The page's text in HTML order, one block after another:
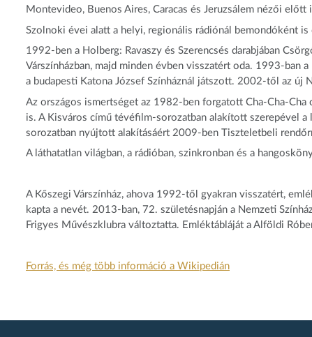
Montevideo, Buenos Aires, Caracas és Jeruzsálem nézői
Szolnoki évei alatt a helyi, regionális rádiónál bemondóként
1992-ben a Holberg: Ravaszy és Szerencsés darabjában
Várszínházban, majd minden évben visszatért oda. 1993-
a budapesti Katona József Színháznál játszott. 2002-től az új
Az országos ismertséget az 1982-ben forgatott Cha-Cha-
is. A Kisváros című tévéfilm-sorozatban alakított szerepével a
sorozatban nyújtott alakításáért 2009-ben Tiszteletbeli
A láthatatlan világban, a rádióban, szinkronban és a
A Kőszegi Várszínház, ahova 1992-től gyakran visszatért,
kapta a nevét. 2013-ban, 72. születésnapján a Nemzeti
Frigyes Művészklubra változtatta. Emléktábláját a Alföldi
Forrás, és még több információ a Wikipedián